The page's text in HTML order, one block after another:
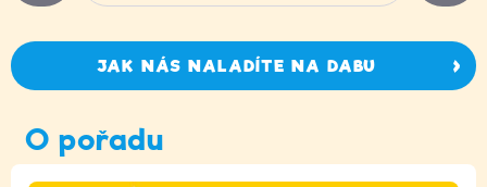
JAK NÁS NALADÍTE NA DABU
O pořadu